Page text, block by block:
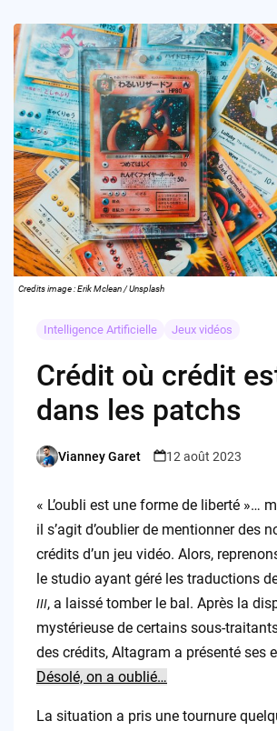
Credits image : Erik Mclean / Unsplash
Intelligence Artificielle Jeux vidéos
Crédit où crédit
dans les patchs
Posted
Vianney Garet 12 août 2023
« L’oubli est une forme de liberté »…
il s’agit d’oublier de mentionner des
crédits d’un jeu vidéo. Alors,
le studio ayant géré les traductions
III, a laissé tomber le bal. Après la
mystérieuse de certains sous-
des crédits, Altagram a présenté ses
Désolé, on a oublié…
La situation a pris une tournure